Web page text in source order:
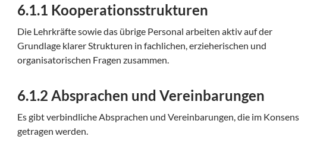
6.1.1 Kooperationsstrukturen
Die Lehrkräfte sowie das übrige Personal arbeiten aktiv auf der
Grundlage klarer Strukturen in fachlichen, erzieherischen und
organisatorischen Fragen zusammen.
6.1.2 Absprachen und Vereinbarungen
Es gibt verbindliche Absprachen und Vereinbarungen, die im Konsens
getragen werden.